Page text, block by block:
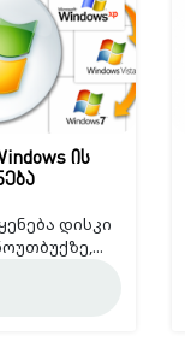
ის
დისკი